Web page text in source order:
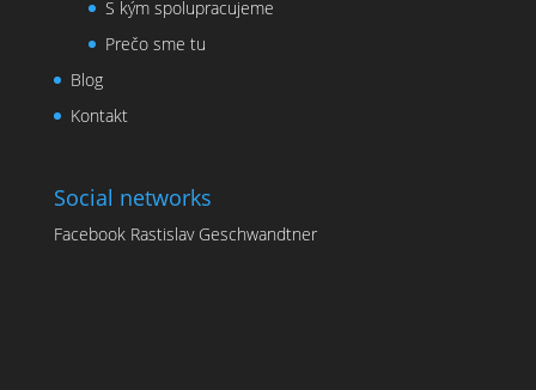
S kým spolupracujeme
Prečo sme tu
Blog
Kontakt
Social networks
Facebook Rastislav Geschwandtner